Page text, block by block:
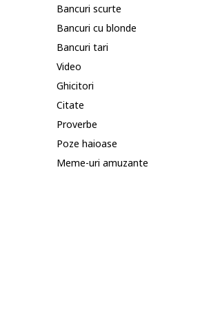
Bancuri scurte
Bancuri cu blonde
Bancuri tari
Video
Ghicitori
Citate
Proverbe
Poze haioase
Meme-uri amuzante